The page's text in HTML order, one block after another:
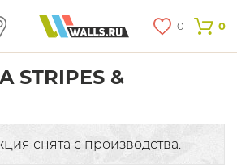
0 0
STRIPES &
снята с производства.